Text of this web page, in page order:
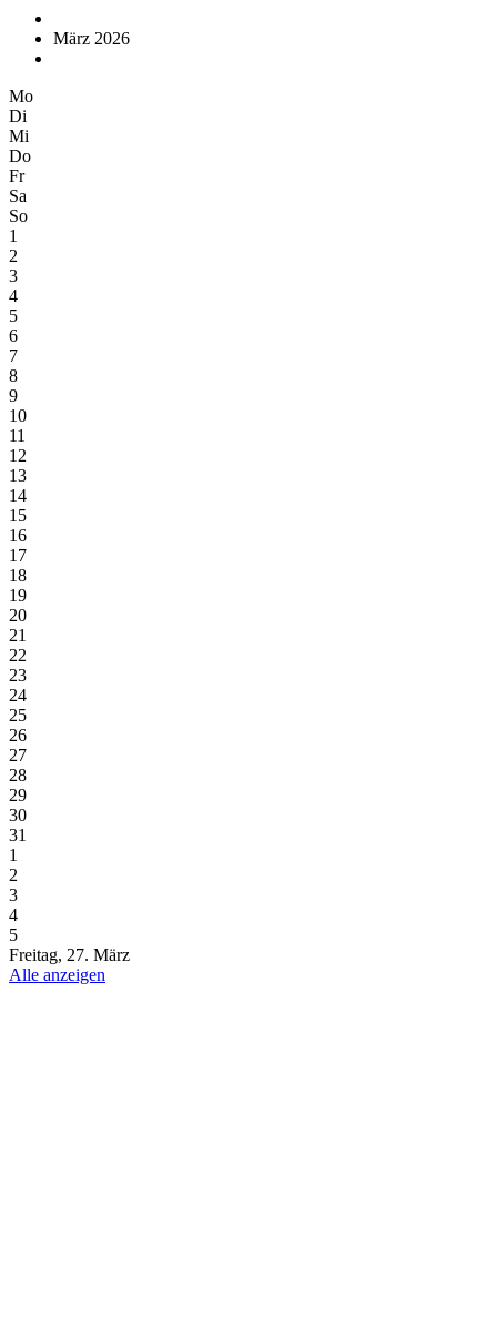
März 2026
Mo
Di
Mi
Do
Fr
Sa
So
1
2
3
4
5
6
7
8
9
10
11
12
13
14
15
16
17
18
19
20
21
22
23
24
25
26
27
28
29
30
31
1
2
3
4
5
Freitag, 27. März
Alle anzeigen